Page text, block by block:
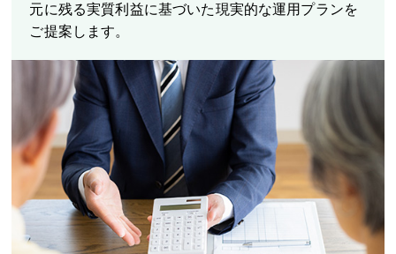
元に残る実質利益に基づいた現実的な運用プランを
ご提案します。